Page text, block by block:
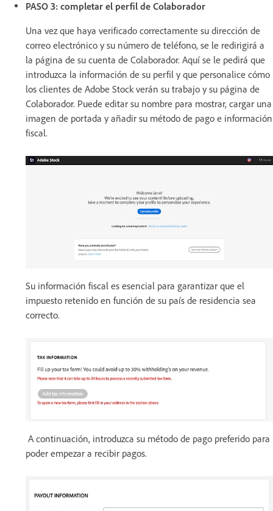
PASO 3: completar el perfil de Colaborador
Una vez que haya verificado correctamente su dirección de
correo electrónico y su número de teléfono, se le redirigirá a
la página de su cuenta de Colaborador. Aquí se le pedirá que
introduzca la información de su perfil y que personalice cómo
los clientes de Adobe Stock verán su trabajo y su página de
Colaborador. Puede editar su nombre para mostrar, cargar una
imagen de portada y añadir su método de pago e información
fiscal.
Su información fiscal es esencial para garantizar que el
impuesto retenido en función de su país de residencia sea
correcto.
A continuación, introduzca su método de pago preferido para
poder empezar a recibir pagos.